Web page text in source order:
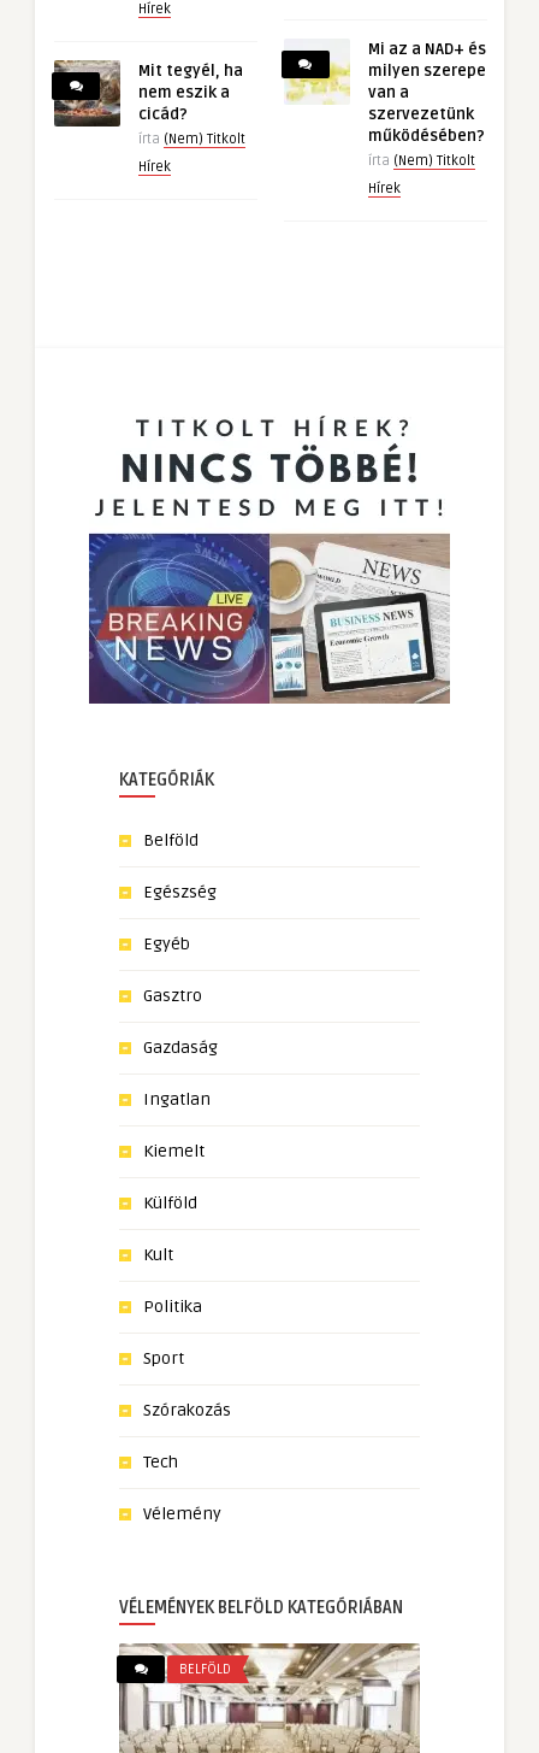
Hírek
Mit tegyél, ha
nem eszik a
cicád?
írta (Nem) Titkolt
Hírek
Mi az a NAD+ és
milyen szerepe
van a
szervezetünk
működésében?
írta (Nem) Titkolt
Hírek
KATEGÓRIÁK
Belföld
Egészség
Egyéb
Gasztro
Gazdaság
Ingatlan
Kiemelt
Külföld
Kult
Politika
Sport
Szórakozás
Tech
Vélemény
VÉLEMÉNYEK BELFÖLD KATEGÓRIÁBAN
BELFÖLD